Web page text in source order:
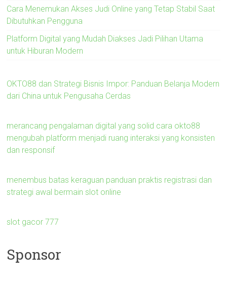
Cara Menemukan Akses Judi Online yang Tetap Stabil Saat
Dibutuhkan Pengguna
Platform Digital yang Mudah Diakses Jadi Pilihan Utama
untuk Hiburan Modern
OKTO88 dan Strategi Bisnis Impor: Panduan Belanja Modern
dari China untuk Pengusaha Cerdas
merancang pengalaman digital yang solid cara okto88
mengubah platform menjadi ruang interaksi yang konsisten
dan responsif
menembus batas keraguan panduan praktis registrasi dan
strategi awal bermain slot online
slot gacor 777
Sponsor